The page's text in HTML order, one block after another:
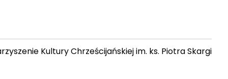
Kultury Chrześcijańskiej im. ks. Piotra Skargi